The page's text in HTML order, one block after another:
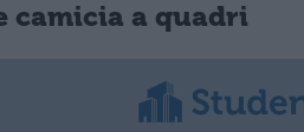
camicia a quadri